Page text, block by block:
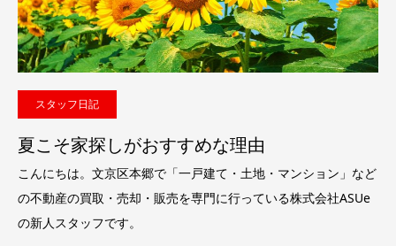
スタッフ日記
夏こそ家探しがおすすめな理由
こんにちは。文京区本郷で「一戸建て・土地・マンション」など
の不動産の買取・売却・販売を専門に行っている株式会社ASUe
の新人スタッフです。